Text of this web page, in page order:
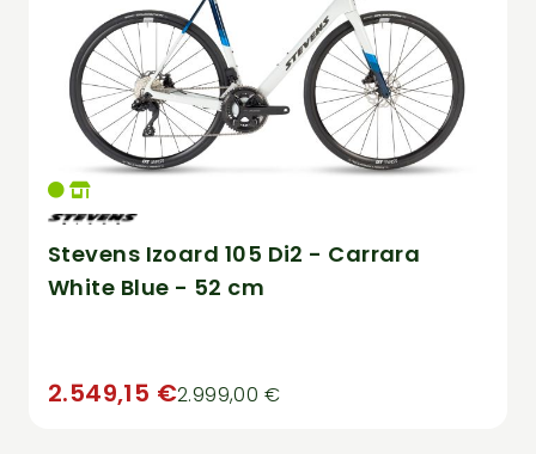
Stevens Izoard 105 Di2 - Carrara
White Blue - 52 cm
2.549,15 €2.999,00 €